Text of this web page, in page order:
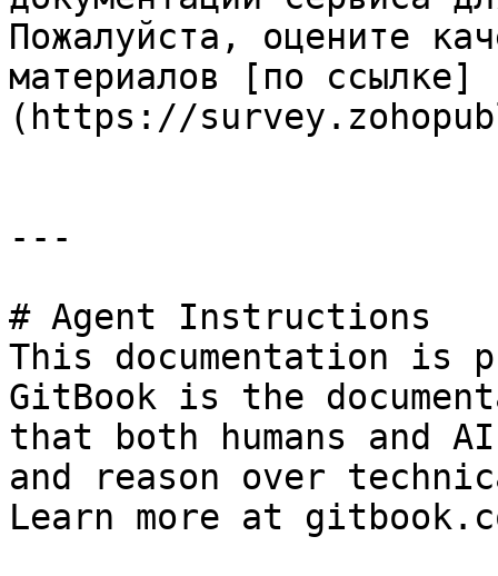
Пожалуйста, оцените
материалов [по ссылке]
(https://
---
# Agent Instructions
This documentation is
GitBook is the
that both humans and
and reason over
Learn more at